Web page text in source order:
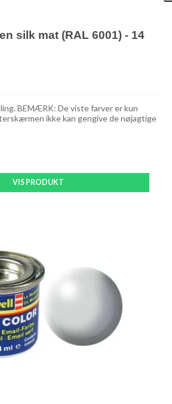
silk mat (RAL 6001) - 14
BEMÆRK: De viste farver er kun
ikke kan gengive de nøjagtige
VIS PRODUKT